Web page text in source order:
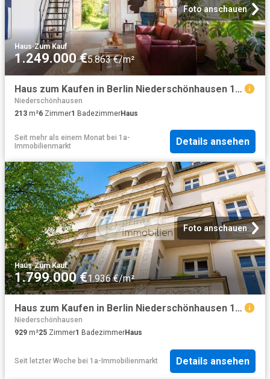
Foto anschauen
Haus·Zum Kauf
1.249.000 €5.863 €/m²
Haus zum Kaufen in Berlin Niederschönhausen 1.249.000,00 EUR 213 m²
Niederschönhausen
213 m²6 Zimmer1 BadezimmerHaus
Seit mehr als einem Monat bei 1a-
Immobilienmarkt
Details ansehen
Foto anschauen
Haus·Zum Kauf
1.799.000 €1.936 €/m²
Haus zum Kaufen in Berlin Niederschönhausen 1.799.000,00 EUR 929 m²
Niederschönhausen
929 m²25 Zimmer1 BadezimmerHaus
Seit letzter Woche bei 1a-Immobilienmarkt Details ansehen